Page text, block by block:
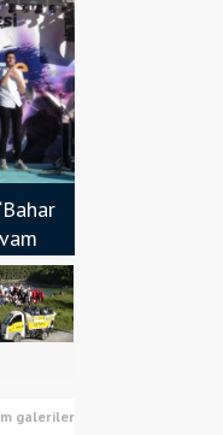
galeriler